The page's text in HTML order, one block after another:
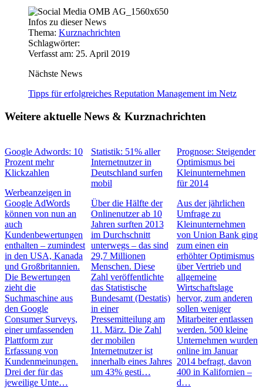
Infos zu dieser News
Thema: Kurznachrichten
Schlagwörter:
Verfasst am: 25. April 2019
Nächste News
Tipps für erfolgreiches Reputation Management im Netz
Weitere aktuelle News & Kurznachrichten
Google Adwords: 10
Prozent mehr
Klickzahlen
Werbeanzeigen in
Google AdWords
können von nun an
auch
Kundenbewertungen
enthalten – zumindest
in den USA, Kanada
und Großbritannien.
Die Bewertungen
zieht die
Suchmaschine aus
den Google
Consumer Surveys,
einer umfassenden
Plattform zur
Erfassung von
Kundenmeinungen.
Drei der für das
jeweilige Unte…
Statistik: 51% aller
Internetnutzer in
Deutschland surfen
mobil
Über die Hälfte der
Onlinenutzer ab 10
Jahren surften 2013
im Durchschnitt
unterwegs – das sind
29,7 Millionen
Menschen. Diese
Zahl veröffentlichte
das Statistische
Bundesamt (Destatis)
in einer
Pressemitteilung am
11. März. Die Zahl
der mobilen
Internetnutzer ist
innerhalb eines Jahres
um 43% gesti…
Prognose: Steigender
Optimismus bei
Kleinunternehmen
für 2014
Aus der jährlichen
Umfrage zu
Kleinunternehmen
von Union Bank ging
zum einen ein
erhöhter Optimismus
über Vertrieb und
allgemeine
Wirtschaftslage
hervor, zum anderen
sollen weniger
Mitarbeiter entlassen
werden. 500 kleine
Unternehmen wurden
online im Januar
2014 befragt, davon
400 in Kalifornien –
d…